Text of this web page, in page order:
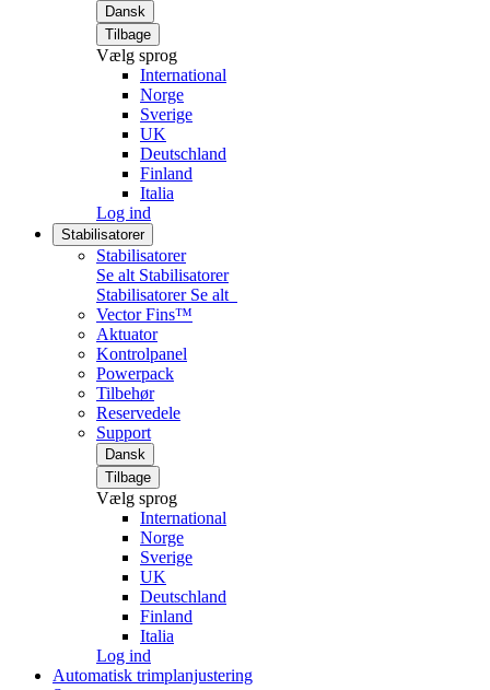
Dansk
Tilbage
Vælg sprog
International
Norge
Sverige
UK
Deutschland
Finland
Italia
Log ind
Stabilisatorer
Stabilisatorer
Se alt Stabilisatorer
Stabilisatorer Se alt
Vector Fins™
Aktuator
Kontrolpanel
Powerpack
Tilbehør
Reservedele
Support
Dansk
Tilbage
Vælg sprog
International
Norge
Sverige
UK
Deutschland
Finland
Italia
Log ind
Automatisk trimplanjustering